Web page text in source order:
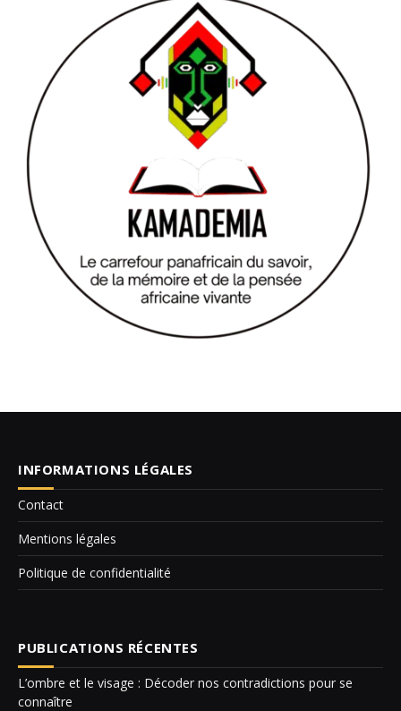
INFORMATIONS LÉGALES
Contact
Mentions légales
Politique de confidentialité
PUBLICATIONS RÉCENTES
L’ombre et le visage : Décoder nos contradictions pour se
connaître